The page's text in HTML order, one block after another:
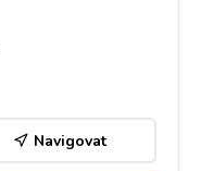
Navigovat